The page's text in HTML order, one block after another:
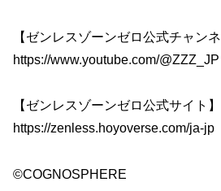
【ゼンレスゾーンゼロ公式チャンネ
https://www.youtube.com/@ZZZ_JP
【ゼンレスゾーンゼロ公式サイト】
https://zenless.hoyoverse.com/ja-jp
©COGNOSPHERE